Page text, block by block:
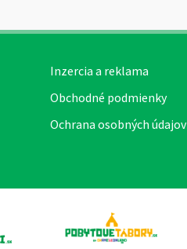
Inzercia a reklama
Obchodné podmienky
Ochrana osobných údajov